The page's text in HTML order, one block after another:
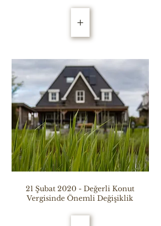
+
21 Şubat 2020 - Değerli Konut
Vergisinde Önemli Değişiklik